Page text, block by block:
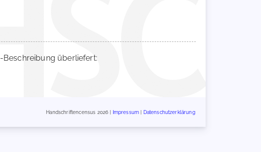
überliefert:
Handschriftencensus 2026 | Impressum Datenschutzerklärung